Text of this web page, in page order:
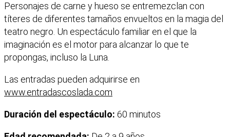
Personajes de carne y hueso se entremezclan con
títeres de diferentes tamaños envueltos en la magia del
teatro negro. Un espectáculo familiar en el que la
imaginación es el motor para alcanzar lo que te
propongas, incluso la Luna.
Las entradas pueden adquirirse en
www.entradascoslada.com
Duración del espectáculo: 60 minutos